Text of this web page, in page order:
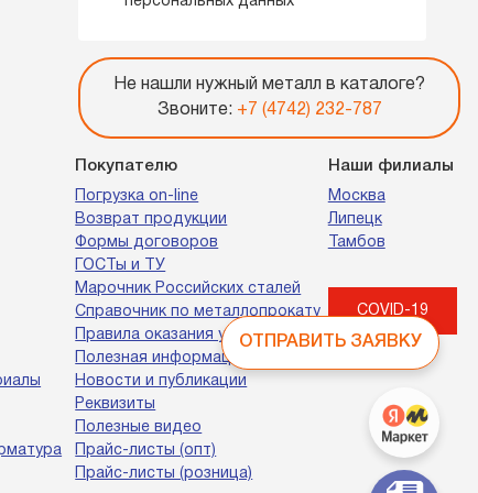
Покупателю
Погрузка on-line
Возврат продукции
Формы договоров
ГОСТы и ТУ
Марочник Российских сталей
Справочник по металлопрокату
Правила оказания услуг
Полезная информация
Новости и публикации
Реквизиты
Полезные видео
Прайс-листы (опт)
Прайс-листы (розница)
Наши филиалы
Москва
Липецк
Тамбов
COVID-19
Не нашли нужный металл в каталоге?
Звоните: +7 (4742) 232-787
ОТПРАВИТЬ ЗАЯВКУ